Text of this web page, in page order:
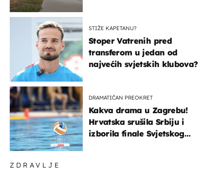
ZDRAVLJE
STIŽE KAPETANU?
Stoper Vatrenih pred
transferom u jedan od
najvećih svjetskih klubova?
DRAMATIČAN PREOKRET
Kakva drama u Zagrebu!
Hrvatska srušila Srbiju i
izborila finale Svjetskog